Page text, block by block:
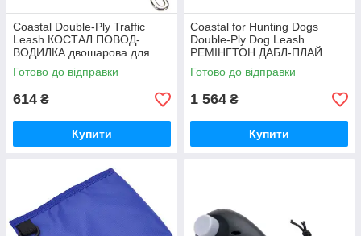
Coastal Double-Ply Traffic
Leash КОСТАЛ ПОВОД-
ВОДИЛКА двошарова для
собак
Готово до відправки
614 ₴
Купити
Coastal for Hunting Dogs
Double-Ply Dog Leash
РЕМІНГТОН ДАБЛ-ПЛАЙ
двошаровий світловідбивний
повідець для
Готово до відправки
1 564 ₴
Купити